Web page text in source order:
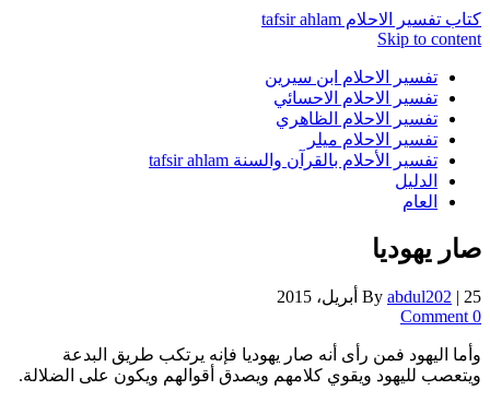
كتاب تفسير الاحلام tafsir ahlam
Skip to content
تفسير الاحلام ابن سيرين
تفسير الاحلام الاحسائي
تفسير الاحلام الظاهري
تفسير الاحلام ميلر
تفسير الأحلام بالقرآن والسنة tafsir ahlam
الدليل
العام
صار يهوديا
By abdul202 | 25 أبريل، 2015
0 Comment
وأما اليهود فمن رأى أنه صار يهوديا فإنه يرتكب طريق البدعة
ويتعصب لليهود ويقوي كلامهم ويصدق أقوالهم ويكون على الضلالة.